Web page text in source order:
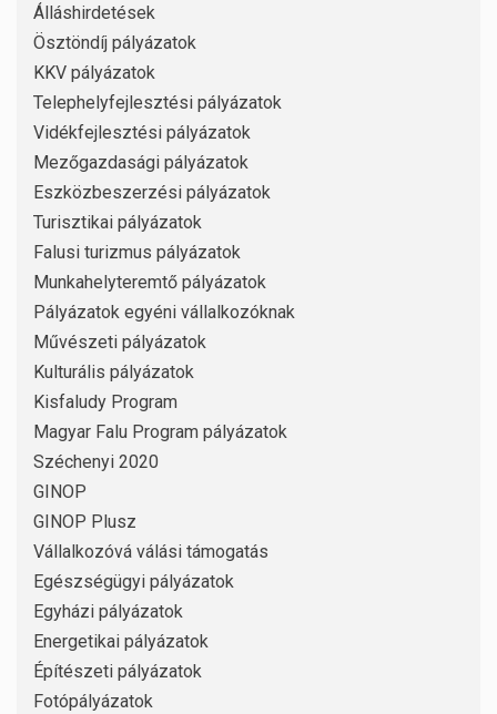
Álláshirdetések
Ösztöndíj pályázatok
KKV pályázatok
Telephelyfejlesztési pályázatok
Vidékfejlesztési pályázatok
Mezőgazdasági pályázatok
Eszközbeszerzési pályázatok
Turisztikai pályázatok
Falusi turizmus pályázatok
Munkahelyteremtő pályázatok
Pályázatok egyéni vállalkozóknak
Művészeti pályázatok
Kulturális pályázatok
Kisfaludy Program
Magyar Falu Program pályázatok
Széchenyi 2020
GINOP
GINOP Plusz
Vállalkozóvá válási támogatás
Egészségügyi pályázatok
Egyházi pályázatok
Energetikai pályázatok
Építészeti pályázatok
Fotópályázatok